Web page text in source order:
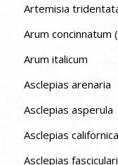
Arum concinnatum
Arum italicum
Asclepias arenaria
Asclepias asperula
Asclepias
Asclepias